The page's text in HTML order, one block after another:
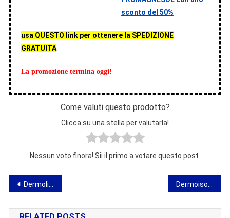
sconto del 50%
usa QUESTO link per ottenere la SPEDIZIONE
GRATUITA
La promozione termina oggi!
Come valuti questo prodotto?
Clicca su una stella per valutarla!
Nessun voto finora! Sii il primo a votare questo post.
Navigazione
articoli
Dermolium – opinioni, ingredienti, azione, dosaggio, negozio, dove acquistare